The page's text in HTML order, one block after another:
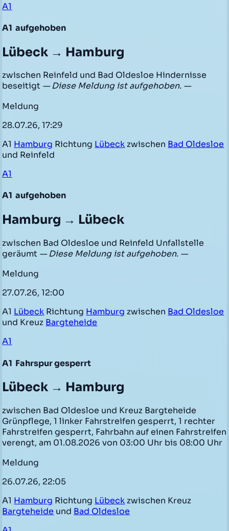
A1
A1 aufgehoben
Lübeck → Hamburg
zwischen Reinfeld und Bad Oldesloe Hindernisse
beseitigt — Diese Meldung ist aufgehoben. —
Meldung
28.07.26, 17:29
A1 Hamburg Richtung Lübeck zwischen Bad Oldesloe
und Reinfeld
A1
A1 aufgehoben
Hamburg → Lübeck
zwischen Bad Oldesloe und Reinfeld Unfallstelle
geräumt — Diese Meldung ist aufgehoben. —
Meldung
27.07.26, 12:00
A1 Lübeck Richtung Hamburg zwischen Bad Oldesloe
und Kreuz Bargteheide
A1
A1 Fahrspur gesperrt
Lübeck → Hamburg
zwischen Bad Oldesloe und Kreuz Bargteheide
Grünpflege, 1 linker Fahrstreifen gesperrt, 1 rechter
Fahrstreifen gesperrt, Fahrbahn auf einen Fahrstreifen
verengt, am 01.08.2026 von 03:00 Uhr bis 08:00 Uhr
Meldung
26.07.26, 22:05
A1 Hamburg Richtung Lübeck zwischen Kreuz
Bargteheide und Bad Oldesloe